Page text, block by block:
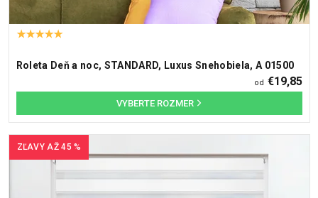
Roleta Deň a noc, STANDARD, Luxus Snehobiela, A 01500
od €19,85
ZĽAVY AŽ 45 %